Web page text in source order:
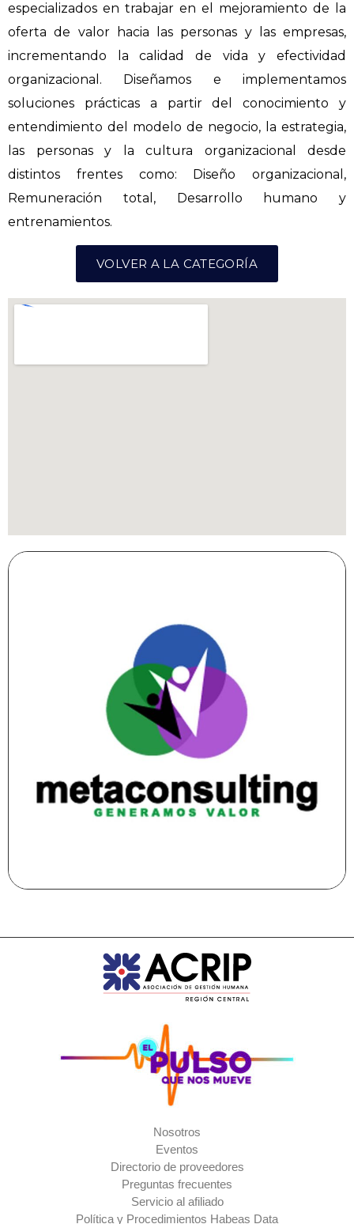
especializados en trabajar en el mejoramiento de la
oferta de valor hacia las personas y las empresas,
incrementando la calidad de vida y efectividad
organizacional. Diseñamos e implementamos
soluciones prácticas a partir del conocimiento y
entendimiento del modelo de negocio, la estrategia,
las personas y la cultura organizacional desde
distintos frentes como: Diseño organizacional,
Remuneración total, Desarrollo humano y
entrenamientos.
VOLVER A LA CATEGORÍA
Nosotros
Eventos
Directorio de proveedores
Preguntas frecuentes
Servicio al afiliado
Política y Procedimientos Habeas Data